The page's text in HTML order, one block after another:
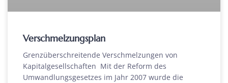
Verschmelzungsplan
Grenzüberschreitende Verschmelzungen von
Kapitalgesellschaften Mit der Reform des
Umwandlungsgesetzes im Jahr 2007 wurde die